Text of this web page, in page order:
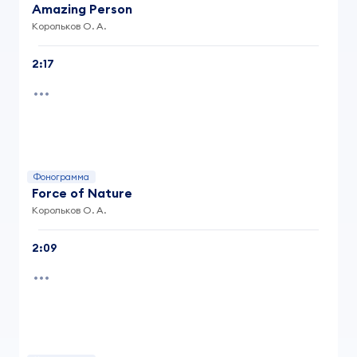
Amazing Person
Корольков О. А.
2:17
Фонограмма
Force of Nature
Корольков О. А.
2:09